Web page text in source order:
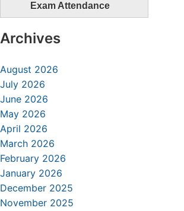
Exam Attendance
Archives
August 2026
July 2026
June 2026
May 2026
April 2026
March 2026
February 2026
January 2026
December 2025
November 2025